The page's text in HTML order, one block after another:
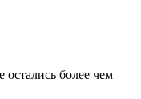
более чем